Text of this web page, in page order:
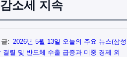
소세 지속
: 2026년 5월 13일 오늘의 주요 뉴스(삼성
결렬 및 반도체 수출 급증과 미중 경제 외